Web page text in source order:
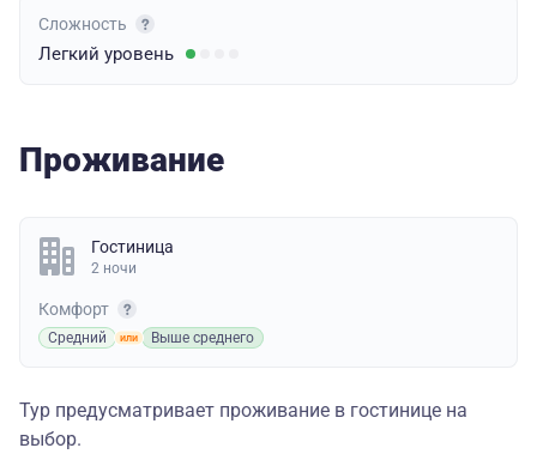
Сложность
Легкий уровень
Проживание
Гостиница
2 ночи
Комфорт
Средний Выше среднего
Тур предусматривает проживание в гостинице на
выбор.